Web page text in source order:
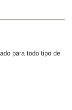
para todo tipo de